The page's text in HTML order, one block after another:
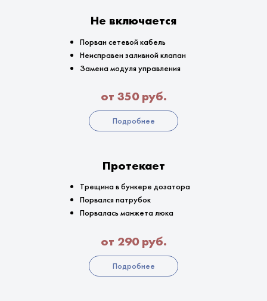
Не включается
Порван сетевой кабель
Неисправен заливной клапан
Замена модуля управления
от 350 руб.
Подробнее
Протекает
Трещина в бункере дозатора
Порвался патрубок
Порвалась манжета люка
от 290 руб.
Подробнее